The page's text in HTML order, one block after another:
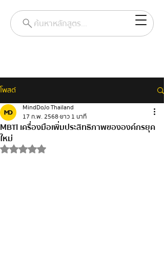
ค้นหาหลักสูตร...
โพสต์
MBTI เครื่องมือเพิ่มประสิทธิภาพขององค์กรยุค
ใหม่
MindDoJo Thailand
17 ก.พ. 2568ยาว 1 นาที
ได้รับ NaN เต็ม 5 ดาว